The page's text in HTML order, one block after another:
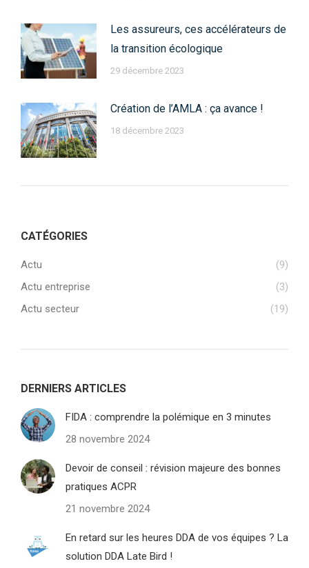
Les assureurs, ces accélérateurs de
la transition écologique
29 décembre 2023
Création de l’AMLA : ça avance !
18 décembre 2023
CATÉGORIES
Actu
(9)
Actu entreprise
(3)
Actu secteur
(19)
DERNIERS ARTICLES
FIDA : comprendre la polémique en 3 minutes
28 novembre 2024
Devoir de conseil : révision majeure des bonnes
pratiques ACPR
21 novembre 2024
En retard sur les heures DDA de vos équipes ? La
solution DDA Late Bird !